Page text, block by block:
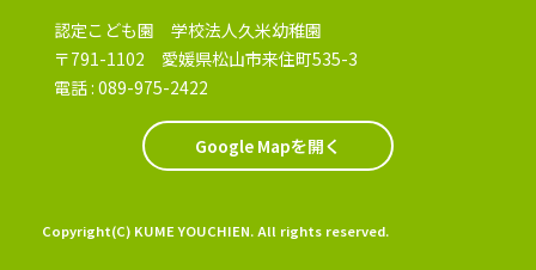
認定こども園 学校法人久米幼稚園
〒791-1102 愛媛県松山市来住町535-3
電話 : 089-975-2422
Google Mapを開く
Copyright(C) KUME YOUCHIEN. All rights reserved.